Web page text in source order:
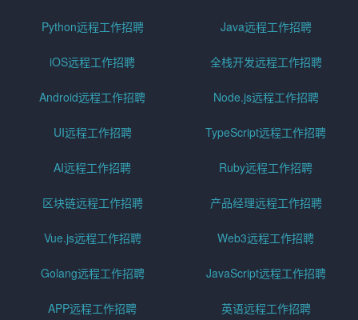
Python远程工作招聘 Java远程工作招聘
iOS远程工作招聘 全栈开发远程工作招聘
Android远程工作招聘 Node.js远程工作招聘
UI远程工作招聘 TypeScript远程工作招聘
AI远程工作招聘 Ruby远程工作招聘
区块链远程工作招聘 产品经理远程工作招聘
Vue.js远程工作招聘 Web3远程工作招聘
Golang远程工作招聘 JavaScript远程工作招聘
APP远程工作招聘 英语远程工作招聘